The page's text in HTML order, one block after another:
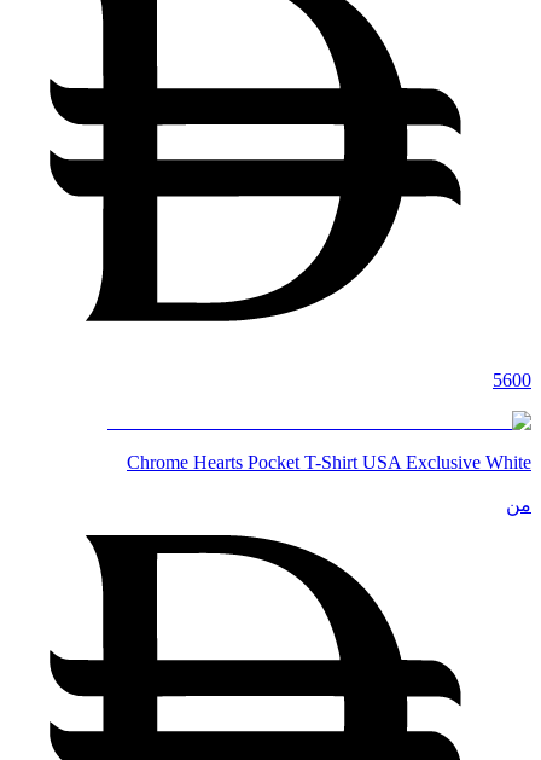
5600
Chrome Hearts Pocket T-Shirt USA Exclusive White
من